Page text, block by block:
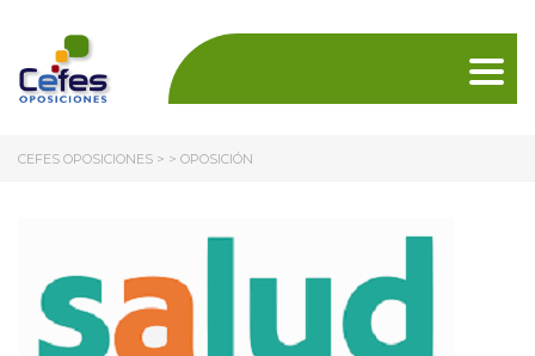
CEFES OPOSICIONES > > OPOSICIÓN